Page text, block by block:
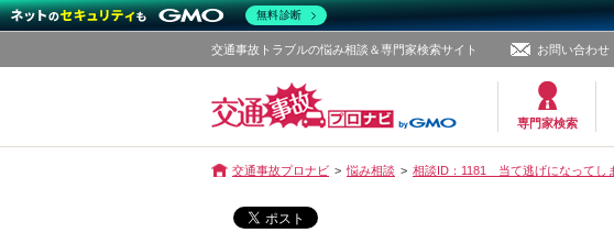
お問い合わせ
交通事故トラブルの悩み相談＆専門家検索サイト
専門家検索
交通事故プロナビ 悩み相談 相談ID：1181 当て逃げになってし
無料診断